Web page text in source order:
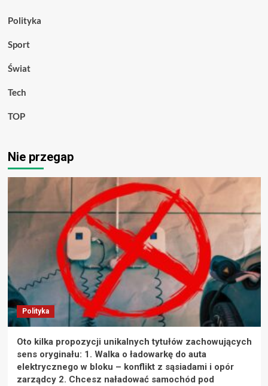
Polityka
Sport
Świat
Tech
TOP
Nie przegap
Polityka
Oto kilka propozycji unikalnych tytułów zachowujących
sens oryginału: 1. Walka o ładowarkę do auta
elektrycznego w bloku – konflikt z sąsiadami i opór
zarządcy 2. Chcesz naładować samochód pod